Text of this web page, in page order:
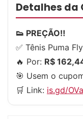
Detalhes da
👟 PREÇÃO‼️
✅ Tênis Puma
🔥 Por: R$
🎯 Usem o
🛒 Link: is.gd/